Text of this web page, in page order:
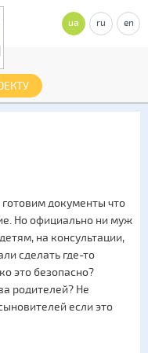
ua ru en
документы что
Но официально ни муж
на консультации,
сделать где-то
это безопасно?
родителей? Не
если это